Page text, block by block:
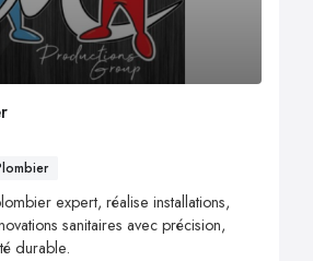
expert, réalise installations,
sanitaires avec précision,
durable.